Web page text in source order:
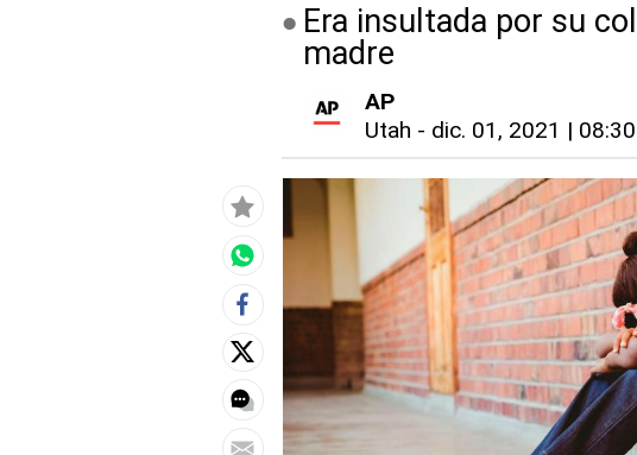
Era insultada por su
madre
AP
Utah - dic. 01, 2021 |